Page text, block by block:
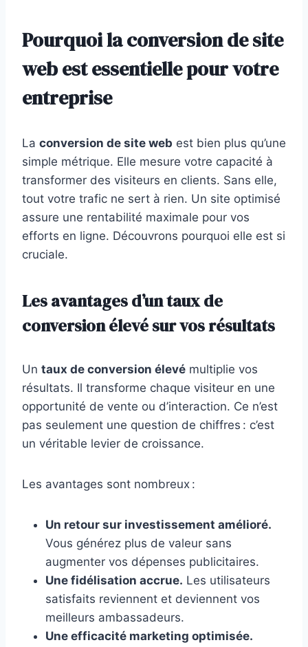
Pourquoi la conversion de site
web est essentielle pour votre
entreprise
La conversion de site web est bien plus qu’une
simple métrique. Elle mesure votre capacité à
transformer des visiteurs en clients. Sans elle,
tout votre trafic ne sert à rien. Un site optimisé
assure une rentabilité maximale pour vos
efforts en ligne. Découvrons pourquoi elle est si
cruciale.
Les avantages d’un taux de
conversion élevé sur vos résultats
Un taux de conversion élevé multiplie vos
résultats. Il transforme chaque visiteur en une
opportunité de vente ou d’interaction. Ce n’est
pas seulement une question de chiffres : c’est
un véritable levier de croissance.
Les avantages sont nombreux :
Un retour sur investissement amélioré.
Vous générez plus de valeur sans
augmenter vos dépenses publicitaires.
Une fidélisation accrue. Les utilisateurs
satisfaits reviennent et deviennent vos
meilleurs ambassadeurs.
Une efficacité marketing optimisée.